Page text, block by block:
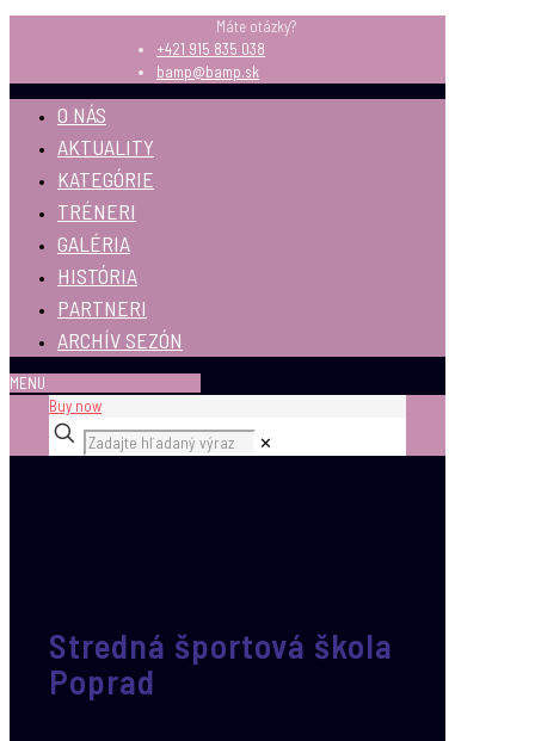
Máte otázky?
+421 915 835 038
bamp@bamp.sk
O NÁS
AKTUALITY
KATEGÓRIE
TRÉNERI
GALÉRIA
HISTÓRIA
PARTNERI
ARCHÍV SEZÓN
MENU
Buy now
✕
Stredná športová škola
Poprad